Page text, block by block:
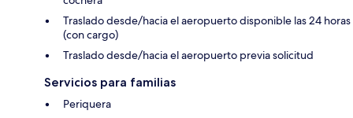
Traslado desde/hacia el aeropuerto disponible las 24 horas
(con cargo)
Traslado desde/hacia el aeropuerto previa solicitud
Servicios para familias
Periquera